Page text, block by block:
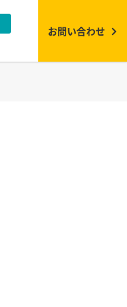
お問い合わせ